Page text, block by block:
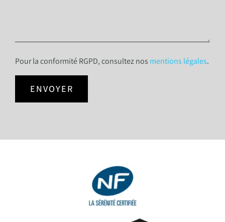
Pour la conformité RGPD, consultez nos mentions légales.